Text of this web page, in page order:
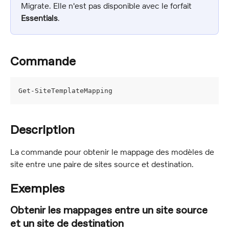
Migrate. Elle n'est pas disponible avec le forfait
Essentials.
Commande
Get-SiteTemplateMapping
Description
La commande pour obtenir le mappage des modèles de
site entre une paire de sites source et destination.
Exemples
Obtenir les mappages entre un site source
et un site de destination